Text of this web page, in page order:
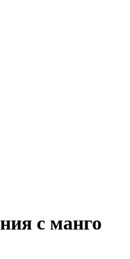
с манго